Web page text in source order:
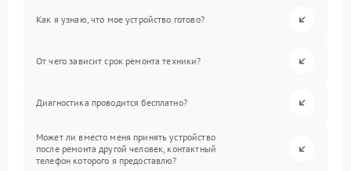
Как я узнаю, что мое устройство готово?
От чего зависит срок ремонта техники?
Диагностика проводится бесплатно?
Может ли вместо меня принять устройство
после ремонта другой человек, контактный
телефон которого я предоставлю?